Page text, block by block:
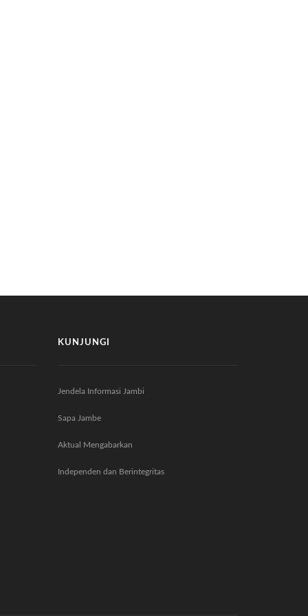
KUNJUNGI
Jendela Informasi Jambi
Sapa Jambe
Aktual Mengabarkan
Independen dan Berintegritas